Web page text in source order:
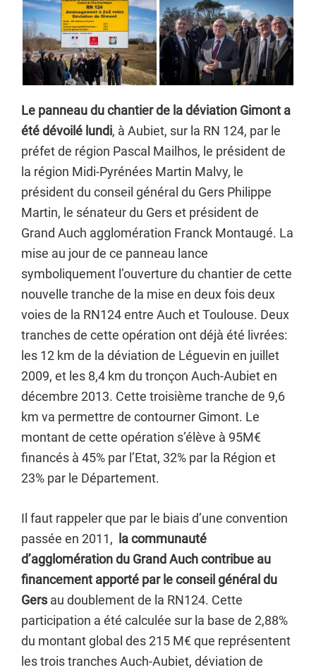
Le panneau du chantier de la déviation Gimont a
été dévoilé lundi, à Aubiet, sur la RN 124, par le
préfet de région Pascal Mailhos, le président de
la région Midi-Pyrénées Martin Malvy, le
président du conseil général du Gers Philippe
Martin, le sénateur du Gers et président de
Grand Auch agglomération Franck Montaugé. La
mise au jour de ce panneau lance
symboliquement l’ouverture du chantier de cette
nouvelle tranche de la mise en deux fois deux
voies de la RN124 entre Auch et Toulouse. Deux
tranches de cette opération ont déjà été livrées:
les 12 km de la déviation de Léguevin en juillet
2009, et les 8,4 km du tronçon Auch-Aubiet en
décembre 2013. Cette troisième tranche de 9,6
km va permettre de contourner Gimont. Le
montant de cette opération s’élève à 95M€
financés à 45% par l’Etat, 32% par la Région et
23% par le Département.
Il faut rappeler que par le biais d’une convention
passée en 2011,
la communauté
d’agglomération du Grand Auch contribue au
financement apporté par le conseil général du
Gers au doublement de la RN124. Cette
participation a été calculée sur la base de 2,88%
du montant global des 215 M€ que représentent
les trois tranches Auch-Aubiet, déviation de